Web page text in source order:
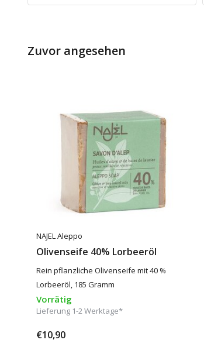
Zuvor angesehen
NAJEL Aleppo
Olivenseife 40% Lorbeeröl
Rein pflanzliche Olivenseife mit 40 %
Lorbeeröl, 185 Gramm
Vorrätig
Lieferung 1-2 Werktage*
€10,90